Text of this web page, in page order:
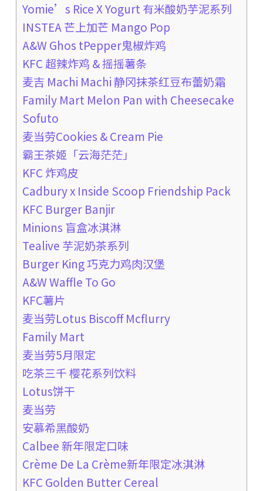
Yomie’s Rice X Yogurt 有米酸奶芋泥系列
INSTEA 芒上加芒 Mango Pop
A&W Ghos tPepper鬼椒炸鸡
KFC 超辣炸鸡 & 摇摇薯条
麦吉 Machi Machi 静冈抹茶红豆布蕾奶霜
Family Mart Melon Pan with Cheesecake
Sofuto
麦当劳Cookies & Cream Pie
霸王茶姬「云海茫茫」
KFC 炸鸡皮
Cadbury x Inside Scoop Friendship Pack
KFC Burger Banjir
Minions 盲盒冰淇淋
Tealive 芋泥奶茶系列
Burger King 巧克力鸡肉汉堡
A&W Waffle To Go
KFC薯片
麦当劳Lotus Biscoff Mcflurry
Family Mart
麦当劳5月限定
吃茶三千 樱花系列饮料
Lotus饼干
麦当劳
安慕希黑酸奶
Calbee 新年限定口味
Crème De La Crème新年限定冰淇淋
KFC Golden Butter Cereal